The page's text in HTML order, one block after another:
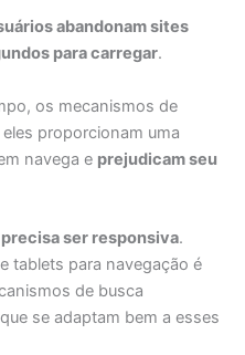
abandonam sites
para carregar.
os mecanismos de
proporcionam uma
navega e prejudicam seu
ser responsiva.
tablets para navegação é
de busca
se adaptam bem a esses